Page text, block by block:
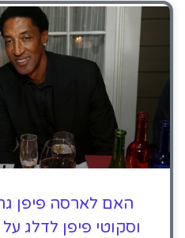
האם לארסה פיפן
וסקוטי פיפן לדלג